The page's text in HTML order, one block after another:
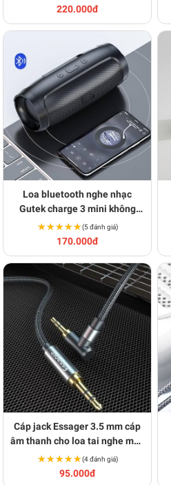
220.000đ
Loa bluetooth nghe nhạc
Gutek charge 3 mini không
dây cầm tay nhỏ gọn BA1585
★★★★★
★★★★★(5 đánh giá)
170.000đ
Cáp jack Essager 3.5 mm cáp
âm thanh cho loa tai nghe máy
tính ô tô BA1515
★★★★★
★★★★★(4 đánh giá)
95.000đ